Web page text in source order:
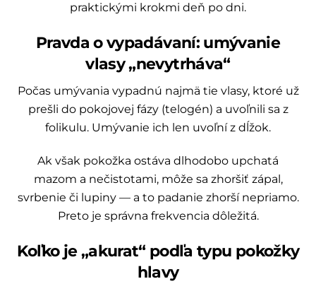
praktickými krokmi deň po dni.
Pravda o vypadávaní: umývanie
vlasy „nevytrháva“
Počas umývania vypadnú najmä tie vlasy, ktoré už
prešli do pokojovej fázy (telogén) a uvoľnili sa z
folikulu. Umývanie ich len uvoľní z dĺžok.
Ak však pokožka ostáva dlhodobo upchatá
mazom a nečistotami, môže sa zhoršiť zápal,
svrbenie či lupiny — a to padanie zhorší nepriamo.
Preto je správna frekvencia dôležitá.
Koľko je „akurat“ podľa typu pokožky
hlavy